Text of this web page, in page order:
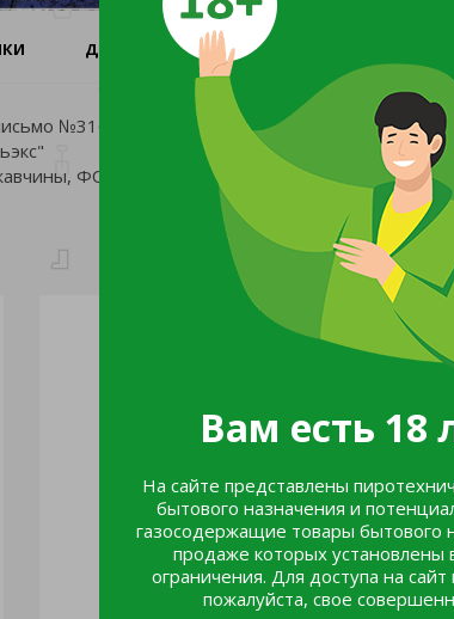
Вам есть 18
На сайте представлены
бытового назначения и
газосодержащие товары бытового
продаже которых установлены
ограничения. Для доступа на
пожалуйста, свое
ДОКУМЕНТЫ И СЕРТИФИКАТЫ
№31600/НЕ06 от 15.08.23 выдано ОС
ФОРМА ТРАПЕЦИЯ,высота 116,5см,ширина